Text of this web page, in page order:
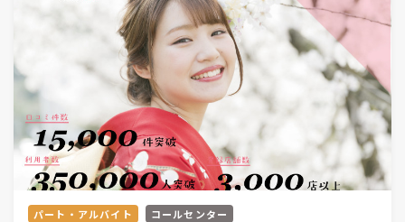
パート・アルバイト コールセンター